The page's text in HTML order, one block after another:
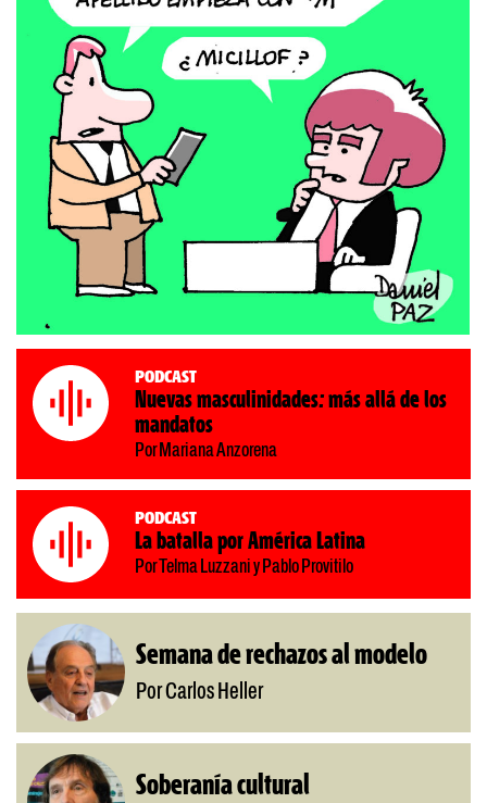
Podcast
Nuevas masculinidades: más allá de los
mandatos
Por Mariana Anzorena
Podcast
La batalla por América Latina
Por Telma Luzzani y Pablo Provitilo
Semana de rechazos al modelo
Por Carlos Heller
Soberanía cultural